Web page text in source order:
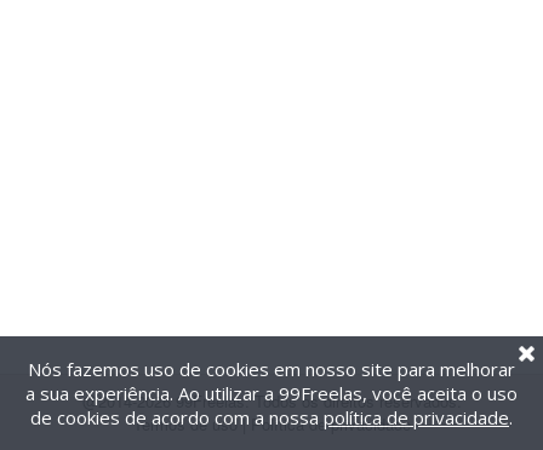
@2014-2026 99Freelas. Todos os direitos reservados.
Termos de uso| Política de privacidade
Nós fazemos uso de cookies em nosso site para melhorar
a sua experiência. Ao utilizar a 99Freelas, você aceita o uso
de cookies de acordo com a nossa política de privacidade.